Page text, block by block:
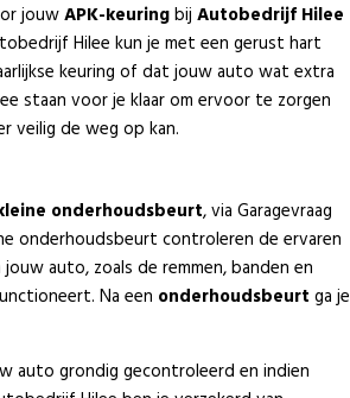
jouwAPK-keuringbijAutobedrijf Hilee
Hilee kun je met een gerust hart
keuring of dat jouw auto wat extra
staan voor je klaar om ervoor te zorgen
veilig de weg op kan.
onderhoudsbeurt, via Garagevraag
onderhoudsbeurt controleren de ervaren
auto, zoals de remmen, banden en
Na een onderhoudsbeurt ga je
auto grondig gecontroleerd en indien